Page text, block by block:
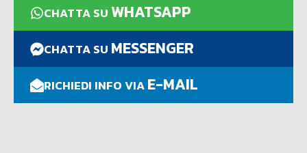
CHATTA SUWHATSAPP
CHATTA SU MESSENGER
RICHIEDI INFO VIAE-MAIL